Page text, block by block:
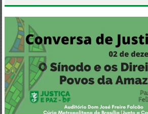
Arquidiocese
Brasília